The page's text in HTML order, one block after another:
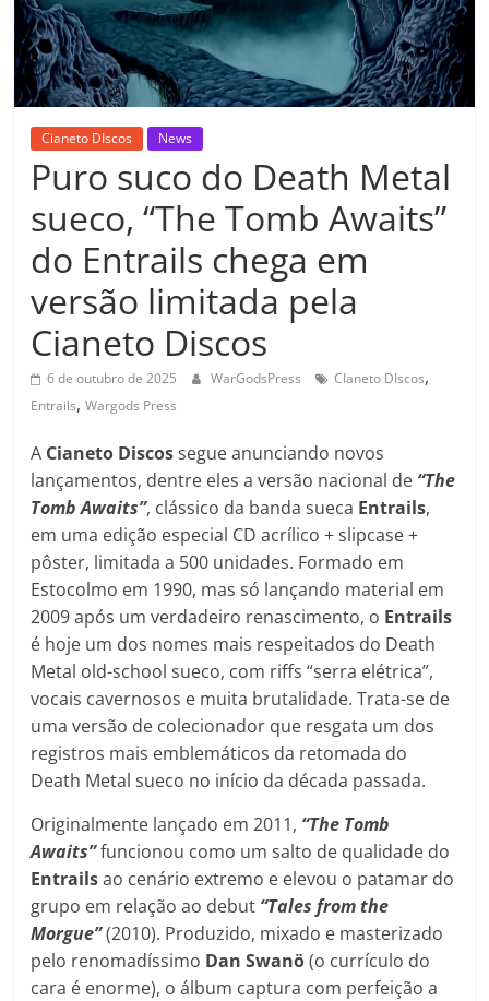
Cianeto DIscos News
Puro suco do Death Metal
sueco, “The Tomb Awaits”
do Entrails chega em
versão limitada pela
Cianeto Discos
6 de outubro de 2025 WarGodsPress CIaneto DIscos,
Entrails,Wargods Press
A Cianeto Discossegue anunciando novos
lançamentos, dentre eles a versão nacional de “The
Tomb Awaits”, clássico da banda sueca Entrails,
em uma edição especial CD acrílico + slipcase +
pôster, limitada a 500 unidades. Formado em
Estocolmo em 1990, mas só lançando material em
2009 após um verdadeiro renascimento, o Entrails
é hoje um dos nomes mais respeitados do Death
Metal old-school sueco, com riffs “serra elétrica”,
vocais cavernosos e muita brutalidade. Trata-se de
uma versão de colecionador que resgata um dos
registros mais emblemáticos da retomada do
Death Metal sueco no início da década passada.
Originalmente lançado em 2011, “The Tomb
Awaits”funcionou como um salto de qualidade do
Entrailsao cenário extremo e elevou o patamar do
grupo em relação ao debut “Tales from the
Morgue”(2010). Produzido, mixado e masterizado
pelo renomadíssimo Dan Swanö(o currículo do
cara é enorme), o álbum captura com perfeição a